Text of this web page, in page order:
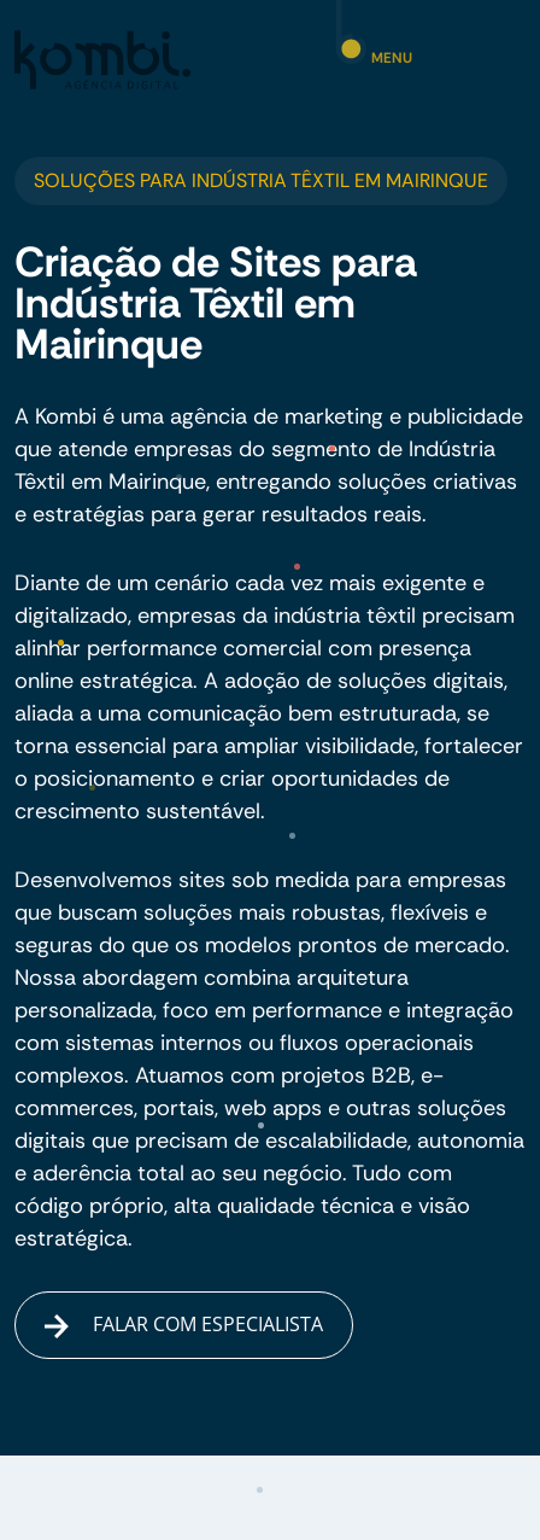
MENU
SOLUÇÕES PARA INDÚSTRIA TÊXTIL EM MAIRINQUE
Criação de Sites para
Indústria Têxtil em
Mairinque
A Kombi é uma agência de marketing e publicidade
que atende empresas do segmento de Indústria
Têxtil em Mairinque, entregando soluções criativas
e estratégias para gerar resultados reais.
Diante de um cenário cada vez mais exigente e
digitalizado, empresas da indústria têxtil precisam
alinhar performance comercial com presença
online estratégica. A adoção de soluções digitais,
aliada a uma comunicação bem estruturada, se
torna essencial para ampliar visibilidade, fortalecer
o posicionamento e criar oportunidades de
crescimento sustentável.
Desenvolvemos sites sob medida para empresas
que buscam soluções mais robustas, flexíveis e
seguras do que os modelos prontos de mercado.
Nossa abordagem combina arquitetura
personalizada, foco em performance e integração
com sistemas internos ou fluxos operacionais
complexos. Atuamos com projetos B2B, e-
commerces, portais, web apps e outras soluções
digitais que precisam de escalabilidade, autonomia
e aderência total ao seu negócio. Tudo com
código próprio, alta qualidade técnica e visão
estratégica.
FALAR COM ESPECIALISTA